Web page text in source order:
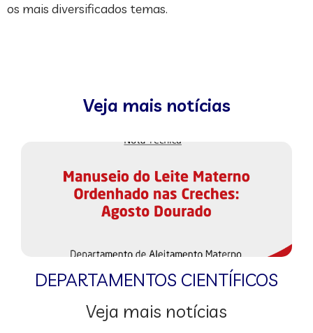
os mais diversificados temas.
Veja mais notícias
DEPARTAMENTOS CIENTÍFICOS
Veja mais notícias